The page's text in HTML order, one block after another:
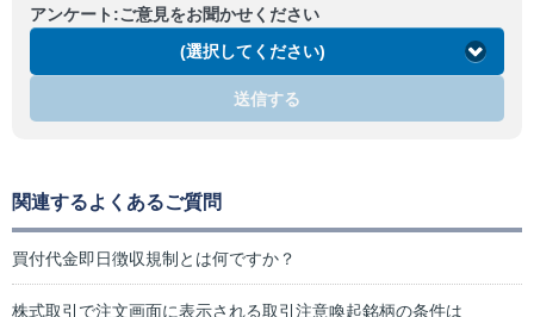
アンケート:ご意見をお聞かせください
(選択してください)
送信する
関連するよくあるご質問
買付代金即日徴収規制とは何ですか？
株式取引で注文画面に表示される取引注意喚起銘柄の条件は